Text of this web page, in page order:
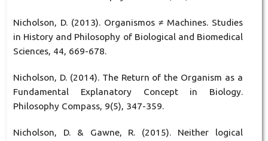
Nicholson, D. (2013). Organismos ≠ Machines. Studies
in History and Philosophy of Biological and Biomedical
Sciences, 44, 669-678.
Nicholson, D. (2014). The Return of the Organism as a
Fundamental Explanatory Concept in Biology.
Philosophy Compass, 9(5), 347-359.
Nicholson, D. & Gawne, R. (2015). Neither logical